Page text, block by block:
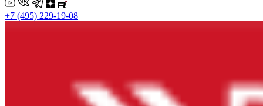
+7 (495) 229-19-08